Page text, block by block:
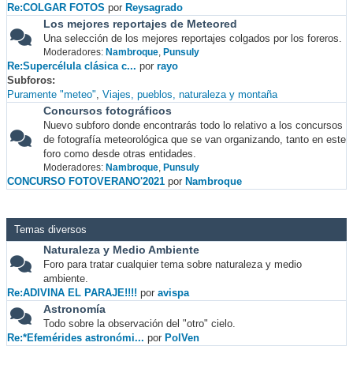
Re:COLGAR FOTOS por Reysagrado
Los mejores reportajes de Meteored
Una selección de los mejores reportajes colgados por los foreros.
Moderadores: Nambroque, Punsuly
Re:Supercélula clásica c... por rayo
Subforos
Puramente "meteo" Viajes, pueblos, naturaleza y montaña
Concursos fotográficos
Nuevo subforo donde encontrarás todo lo relativo a los concursos
de fotografía meteorológica que se van organizando, tanto en este
foro como desde otras entidades.
Moderadores: Nambroque, Punsuly
CONCURSO FOTOVERANO'2021 por Nambroque
Temas diversos
Naturaleza y Medio Ambiente
Foro para tratar cualquier tema sobre naturaleza y medio
ambiente.
Re:ADIVINA EL PARAJE!!!! por avispa
Astronomía
Todo sobre la observación del "otro" cielo.
Re:*Efemérides astronómi... por PolVen